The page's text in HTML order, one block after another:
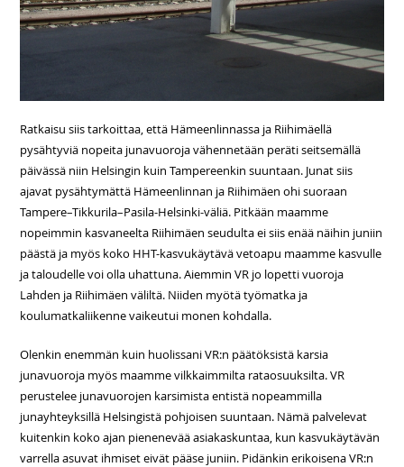
Ratkaisu siis tarkoittaa, että Hämeenlinnassa ja Riihimäellä
pysähtyviä nopeita junavuoroja vähennetään peräti seitsemällä
päivässä niin Helsingin kuin Tampereenkin suuntaan. Junat siis
ajavat pysähtymättä Hämeenlinnan ja Riihimäen ohi suoraan
Tampere–Tikkurila–Pasila-Helsinki-väliä. Pitkään maamme
nopeimmin kasvaneelta Riihimäen seudulta ei siis enää näihin juniin
päästä ja myös koko HHT-kasvukäytävä vetoapu maamme kasvulle
ja taloudelle voi olla uhattuna. Aiemmin VR jo lopetti vuoroja
Lahden ja Riihimäen väliltä. Niiden myötä työmatka ja
koulumatkaliikenne vaikeutui monen kohdalla.
Olenkin enemmän kuin huolissani VR:n päätöksistä karsia
junavuoroja myös maamme vilkkaimmilta rataosuuksilta. VR
perustelee junavuorojen karsimista entistä nopeammilla
junayhteyksillä Helsingistä pohjoisen suuntaan. Nämä palvelevat
kuitenkin koko ajan pienenevää asiakaskuntaa, kun kasvukäytävän
varrella asuvat ihmiset eivät pääse juniin. Pidänkin erikoisena VR:n